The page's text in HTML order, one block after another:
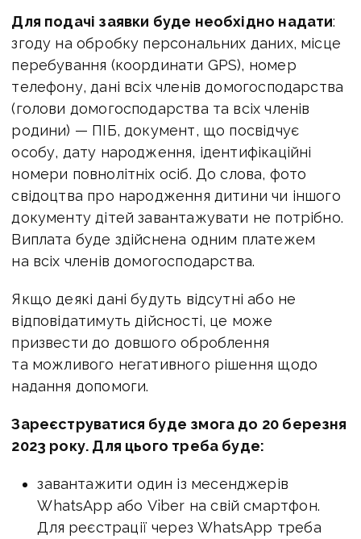
Для подачі заявки буде необхідно надати:
згоду на обробку персональних даних, місце
перебування (координати GPS), номер
телефону, дані всіх членів домогосподарства
(голови домогосподарства та всіх членів
родини) — ПІБ, документ, що посвідчує
особу, дату народження, ідентифікаційні
номери повнолітніх осіб. До слова, фото
свідоцтва про народження дитини чи іншого
документу дітей завантажувати не потрібно.
Виплата буде здійснена одним платежем
на всіх членів домогосподарства.
Якщо деякі дані будуть відсутні або не
відповідатимуть дійсності, це може
призвести до довшого оброблення
та можливого негативного рішення щодо
надання допомоги.
Зареєструватися буде змога до 20 березня
2023 року. Для цього треба буде:
завантажити один із месенджерів
WhatsApp або Viber на свій смартфон.
Для реєстрації через WhatsApp треба